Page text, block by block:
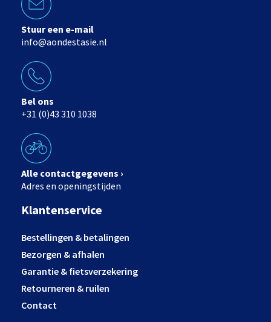
Stuur een e-mail
info@aondestasie.nl
Bel ons
+31 (0)43 310 1038
Alle contactgegevens ›
Adres en openingstijden
Klantenservice
Bestellingen & betalingen
Bezorgen & afhalen
Garantie & fietsverzekering
Retourneren & ruilen
Contact